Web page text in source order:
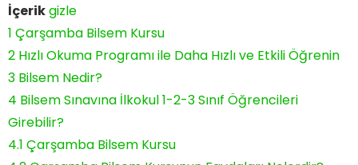
İçerikgizle
1 Çarşamba Bilsem Kursu
2 Hızlı Okuma Programı ile Daha Hızlı ve Etkili Öğrenin
3 Bilsem Nedir?
4 Bilsem Sınavına İlkokul 1-2-3 Sınıf Öğrencileri
Girebilir?
4.1 Çarşamba Bilsem Kursu